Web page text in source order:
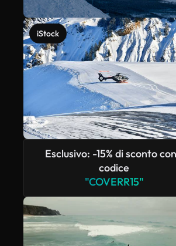
iStock
Esclusivo: -15% di sconto
codice
"COVERR15"